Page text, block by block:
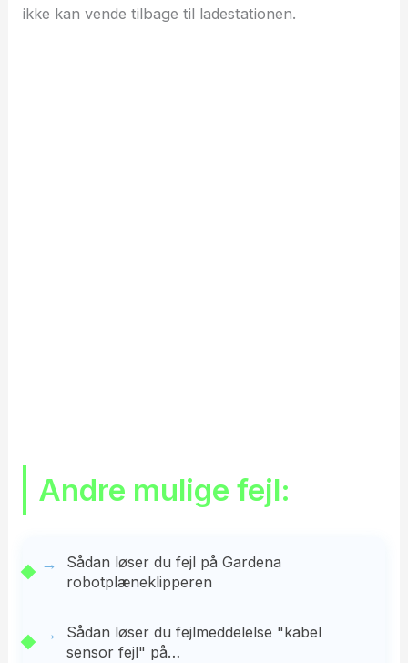
ikke kan vende tilbage til ladestationen.
Andre mulige fejl:
Sådan løser du fejl på Gardena
robotplæneklipperen
Sådan løser du fejlmeddelelse "kabel
sensor fejl" på…